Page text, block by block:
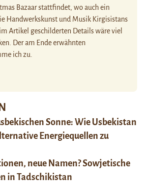
Sonne: Wie Usbekistan
Energiequellen zu
neue Namen? Sowjetische
in Tadschikistan
Bazaar stattfindet, wo auch ein
Handwerkskunst und Musik Kirgisistans
Artikel geschilderten Details wäre viel
Der am Ende erwähnten
ich zu.